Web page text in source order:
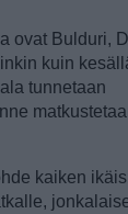
ovat Bulduri,
kuin
tunnetaan
kaiken